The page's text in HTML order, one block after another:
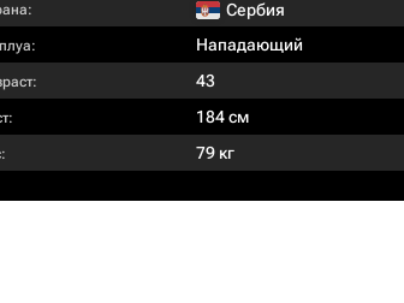
Сербия
Нападающий
43
184 см
79 кг